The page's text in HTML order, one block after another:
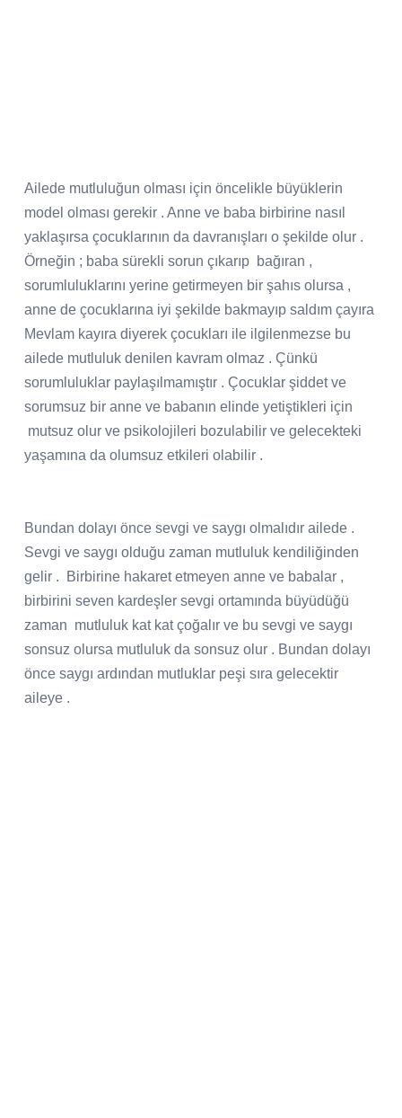
Ailede mutluluğun olması için öncelikle büyüklerin
model olması gerekir . Anne ve baba birbirine nasıl
yaklaşırsa çocuklarının da davranışları o şekilde olur .
Örneğin ; baba sürekli sorun çıkarıp bağıran ,
sorumluluklarını yerine getirmeyen bir şahıs olursa ,
anne de çocuklarına iyi şekilde bakmayıp saldım çayıra
Mevlam kayıra diyerek çocukları ile ilgilenmezse bu
ailede mutluluk denilen kavram olmaz . Çünkü
sorumluluklar paylaşılmamıştır . Çocuklar şiddet ve
sorumsuz bir anne ve babanın elinde yetiştikleri için
mutsuz olur ve psikolojileri bozulabilir ve gelecekteki
yaşamına da olumsuz etkileri olabilir .
Bundan dolayı önce sevgi ve saygı olmalıdır ailede .
Sevgi ve saygı olduğu zaman mutluluk kendiliğinden
gelir . Birbirine hakaret etmeyen anne ve babalar ,
birbirini seven kardeşler sevgi ortamında büyüdüğü
zaman mutluluk kat kat çoğalır ve bu sevgi ve saygı
sonsuz olursa mutluluk da sonsuz olur . Bundan dolayı
önce saygı ardından mutluklar peşi sıra gelecektir
aileye .